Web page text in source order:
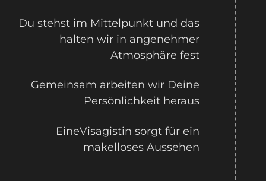
Du stehst im Mittelpunkt und das
halten wir in angenehmer
Atmosphäre fest
Gemeinsam arbeiten wir Deine
Persönlichkeit heraus
EineVisagistin sorgt für ein
makelloses Aussehen